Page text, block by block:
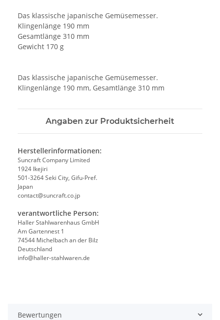
Das klassische japanische Gemüsemesser.
Klingenlänge 190 mm
Gesamtlänge 310 mm
Gewicht 170 g
Das klassische japanische Gemüsemesser.
Klingenlänge 190 mm, Gesamtlänge 310 mm
Angaben zur Produktsicherheit
Herstellerinformationen:
Suncraft Company Limited
1924 Ikejiri
501-3264 Seki City, Gifu-Pref.
Japan
contact@suncraft.co.jp
verantwortliche Person:
Haller Stahlwarenhaus GmbH
Am Gartennest 1
74544 Michelbach an der Bilz
Deutschland
info@haller-stahlwaren.de
Bewertungen